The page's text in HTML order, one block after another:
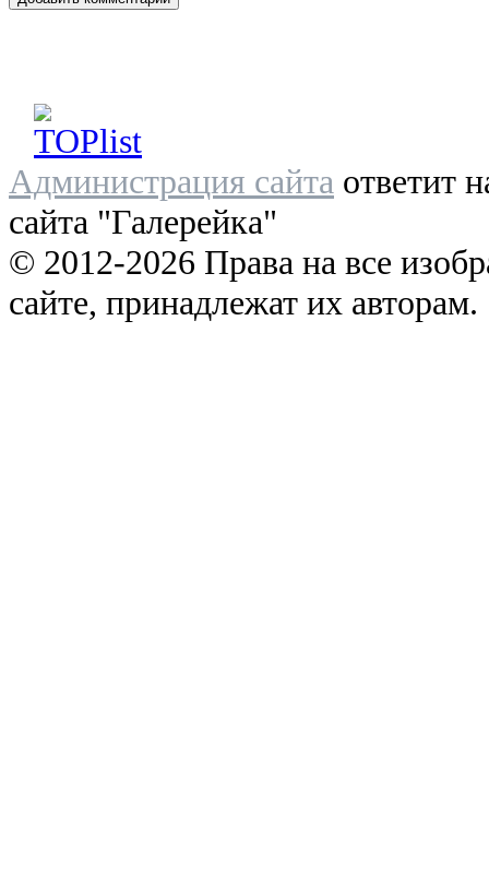
Администрация сайта ответит
сайта "Галерейка"
© 2012-2026 Права на все
сайте, принадлежат их авторам.